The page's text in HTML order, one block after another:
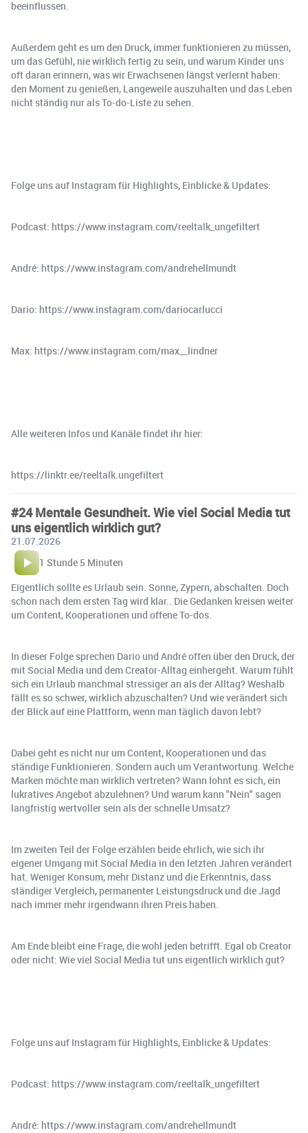
beeinflussen.
Außerdem geht es um den Druck, immer funktionieren zu müssen,
um das Gefühl, nie wirklich fertig zu sein, und warum Kinder uns
oft daran erinnern, was wir Erwachsenen längst verlernt haben:
den Moment zu genießen, Langeweile auszuhalten und das Leben
nicht ständig nur als To-do-Liste zu sehen.
Folge uns auf Instagram für Highlights, Einblicke & Updates:
Podcast: https://www.instagram.com/reeltalk_ungefiltert
André: https://www.instagram.com/andrehellmundt
Dario: https://www.instagram.com/dariocarlucci
Max: https://www.instagram.com/max__lindner
Alle weiteren Infos und Kanäle findet ihr hier:
https://linktr.ee/reeltalk.ungefiltert
#24 Mentale Gesundheit. Wie viel Social Media tut
uns eigentlich wirklich gut?
21.07.2026
1 Stunde 5 Minuten
Eigentlich sollte es Urlaub sein. Sonne, Zypern, abschalten. Doch
schon nach dem ersten Tag wird klar.. Die Gedanken kreisen weiter
um Content, Kooperationen und offene To-dos.
In dieser Folge sprechen Dario und André offen über den Druck, der
mit Social Media und dem Creator-Alltag einhergeht. Warum fühlt
sich ein Urlaub manchmal stressiger an als der Alltag? Weshalb
fällt es so schwer, wirklich abzuschalten? Und wie verändert sich
der Blick auf eine Plattform, wenn man täglich davon lebt?
Dabei geht es nicht nur um Content, Kooperationen und das
ständige Funktionieren. Sondern auch um Verantwortung. Welche
Marken möchte man wirklich vertreten? Wann lohnt es sich, ein
lukratives Angebot abzulehnen? Und warum kann "Nein" sagen
langfristig wertvoller sein als der schnelle Umsatz?
Im zweiten Teil der Folge erzählen beide ehrlich, wie sich ihr
eigener Umgang mit Social Media in den letzten Jahren verändert
hat. Weniger Konsum, mehr Distanz und die Erkenntnis, dass
ständiger Vergleich, permanenter Leistungsdruck und die Jagd
nach immer mehr irgendwann ihren Preis haben.
Am Ende bleibt eine Frage, die wohl jeden betrifft. Egal ob Creator
oder nicht: Wie viel Social Media tut uns eigentlich wirklich gut?
Folge uns auf Instagram für Highlights, Einblicke & Updates:
Podcast: https://www.instagram.com/reeltalk_ungefiltert
André: https://www.instagram.com/andrehellmundt